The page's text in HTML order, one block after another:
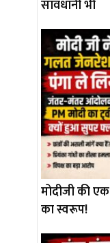
सावधानी भी
मोदीजी की
का स्वरूप!